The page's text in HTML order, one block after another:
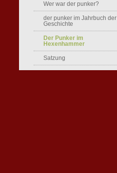
Wer war der punker?
der punker im Jahrbuch der
Geschichte
Der Punker im
Hexenhammer
Satzung